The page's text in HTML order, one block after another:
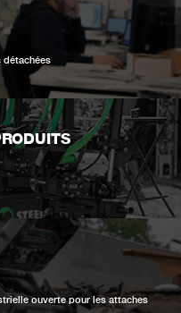
ouverte pour les attaches